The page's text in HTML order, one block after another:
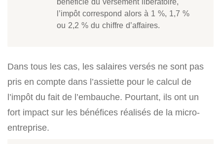
l’impôt correspond alors à 1 %, 1,7 %
ou 2,2 % du chiffre d’affaires.
Dans tous les cas, les salaires versés ne sont pas
pris en compte dans l’assiette pour le calcul de
l’impôt du fait de l’embauche. Pourtant, ils ont un
fort impact sur les bénéfices réalisés de la micro-
entreprise.